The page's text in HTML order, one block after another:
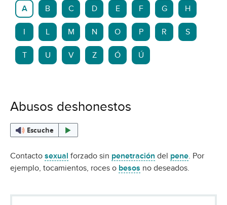
A B C D E F G H
L M N O P R S
T U V Z Ó Ú
Abusos deshonestos
Escuche
Contacto sexual forzado sin penetración del pene. Por
ejemplo, tocamientos, roces o besos no deseados.